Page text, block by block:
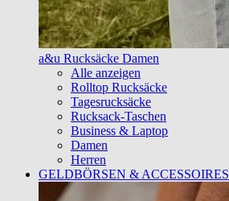
a&u Rucksäcke Damen
Alle anzeigen
Rolltop Rucksäcke
Tagesrucksäcke
Rucksack-Taschen
Business & Laptop
Damen
Herren
GELDBÖRSEN & ACCESSOIRES